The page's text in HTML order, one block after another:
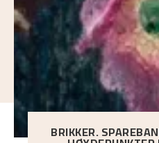
BRIKKER.